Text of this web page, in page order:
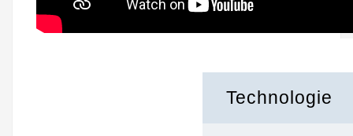
Technologie